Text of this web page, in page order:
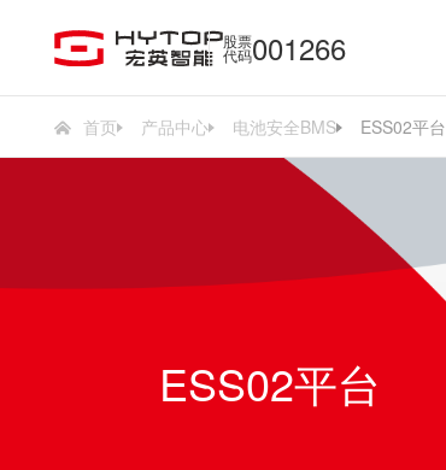
股票
代码001266
首页 产品中心 电池安全BMS ESS02平台
ESS02平台